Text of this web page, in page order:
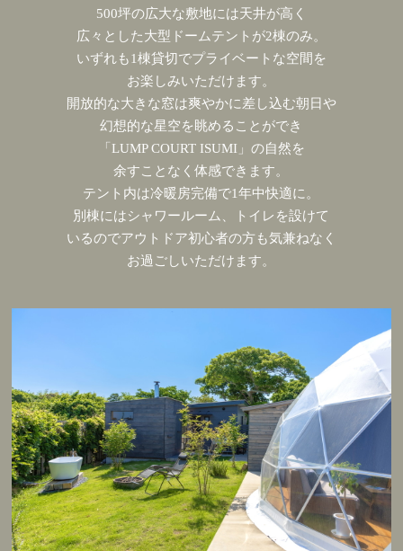
500坪の広大な敷地には天井が高く
広々とした大型ドームテントが2棟のみ。
いずれも1棟貸切でプライベートな空間を
お楽しみいただけます。
開放的な大きな窓は爽やかに差し込む朝日や
幻想的な星空を眺めることができ
「LUMP COURT ISUMI」の自然を
余すことなく体感できます。
テント内は冷暖房完備で1年中快適に。
別棟にはシャワールーム、トイレを設けて
いるのでアウトドア初心者の方も気兼ねなく
お過ごしいただけます。